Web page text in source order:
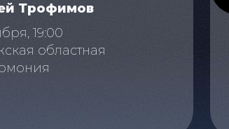
Трофимов
19:00
областная